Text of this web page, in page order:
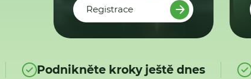
Registrace
Podnikněte kroky ještě dnes